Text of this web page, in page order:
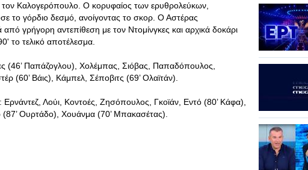
τον Καλογερόπουλο. Ο κορυφαίος των ερυθρολεύκων,
το γόρδιο δεσμό, ανοίγοντας το σκορ. Ο Αστέρας
γρήγορη αντεπίθεση με τον Ντομίνγκες και αρχικά δοκάρι
το τελικό αποτέλεσμα.
(46’ Παπάζογλου), Χολέμπας, Σιόβας, Παπαδόπουλος,
(60’ Βάις), Κάμπελ, Σέποβιτς (69’ Ολαϊτάν).
Λούι, Κοντοές, Ζησόπουλος, Γκοϊάν, Εντό (80’ Κάφα),
Ουρτάδο), Χουάνμα (70’ Μπακασέτας).